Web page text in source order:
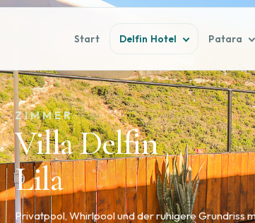
Start Delfin Hotel Patara
ZIMMER
Villa Delfin
Lila
Privatpool, Whirlpool und der ruhigere Grundriss